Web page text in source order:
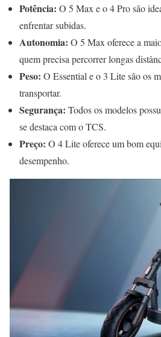
Potência: O 5 Max e o 4 Pro são
enfrentar subidas.
Autonomia: O 5 Max oferece a
quem precisa percorrer longas
Peso: O Essential e o 3 Lite são os
transportar.
Segurança: Todos os modelos
se destaca com o TCS.
Preço: O 4 Lite oferece um bom
desempenho.